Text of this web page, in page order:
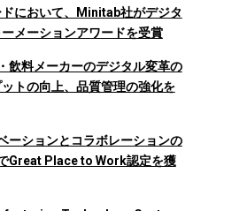
において、Minitab社がデジタ
メーションアワードを受賞
飲料メーカーのデジタル変革の
トの向上、品質管理の強化を
ーションとコラボレーションの
Great Place to Work認定を獲